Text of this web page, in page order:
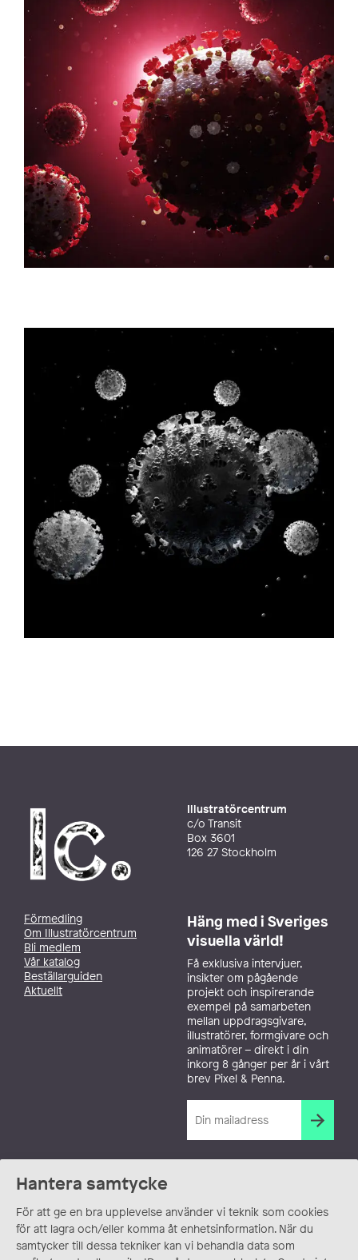
Hantera samtycke
För att ge en bra upplevelse använder vi teknik som cookies
för att lagra och/eller komma åt enhetsinformation. När du
samtycker till dessa tekniker kan vi behandla data som
Illustratörcentrum
c/o Transit
Box 3601
126 27 Stockholm
Förmedling
Om Illustratörcentrum
Bli medlem
Vår katalog
Beställarguiden
Aktuellt
Häng med i Sveriges
visuella värld!
Få exklusiva intervjuer,
insikter om pågående
projekt och inspirerande
exempel på samarbeten
mellan uppdragsgivare,
illustratörer, formgivare och
animatörer – direkt i din
inkorg 8 gånger per år i vårt
brev Pixel & Penna.